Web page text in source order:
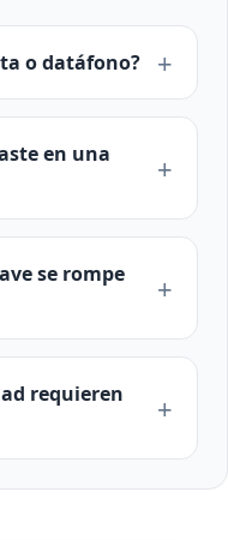
o datáfono?
en una
se rompe
requieren